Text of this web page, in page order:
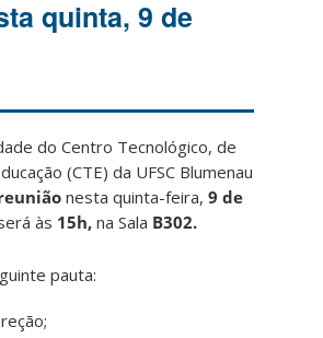
quinta, 9 de
do Centro Tecnológico, de
(CTE) da UFSC Blumenau
nesta quinta-feira,9 de
às 15h,na Sala B302.
pauta: